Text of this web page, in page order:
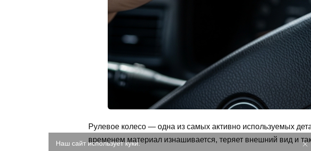
Рулевое колесо — одна из самых активно используемых
временем материал изнашивается, теряет внешний вид и
Наш сайт использует куки.